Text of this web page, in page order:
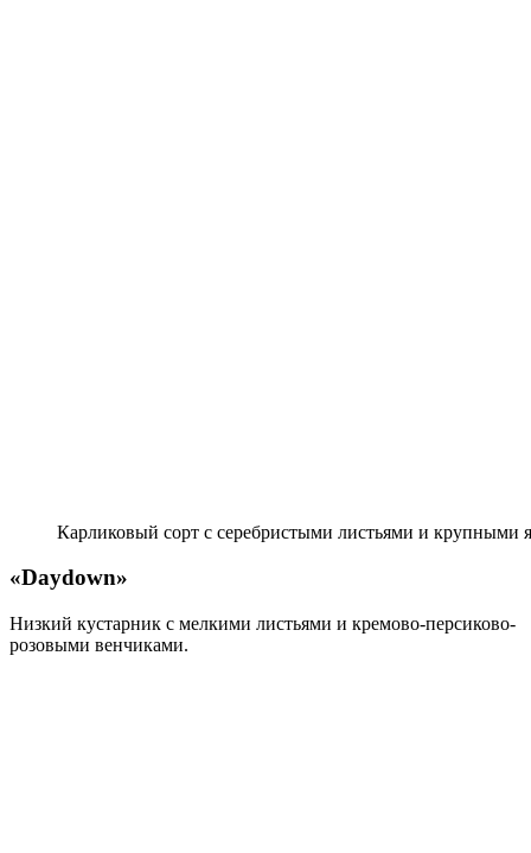
Карли­ковый сорт с серебристыми листьями и крупными
«Daydown»
Низкий кустарник с мел­кими листьями и кремово-персиково-
розовыми венчиками.